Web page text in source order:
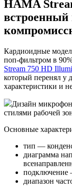
HAMA
Кардиоидные
поп-фильтром в
Stream 750 HD
который перенял у
характеристики и
Дизайн
стилями рабочей
Основные
тип —
диаграмма
диапазон